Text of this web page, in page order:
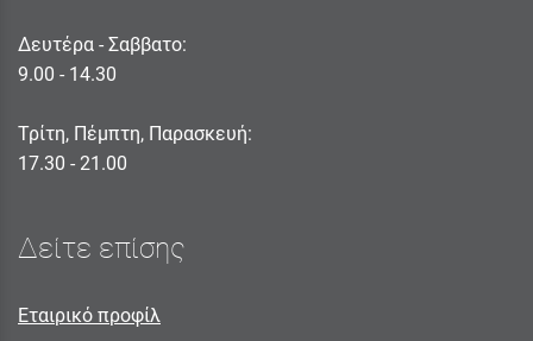
Δευτέρα - Σαββατο:
9.00 - 14.30
Τρίτη, Πέμπτη, Παρασκευή:
17.30 - 21.00
Δείτε επίσης
Εταιρικό προφίλ